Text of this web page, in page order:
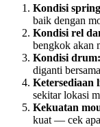
Kondisi
baik dengan
Kondisi rel
bengkok akan
Kondisi drum:
diganti
Ketersediaan
sekitar lokasi
Kekuatan
kuat — cek